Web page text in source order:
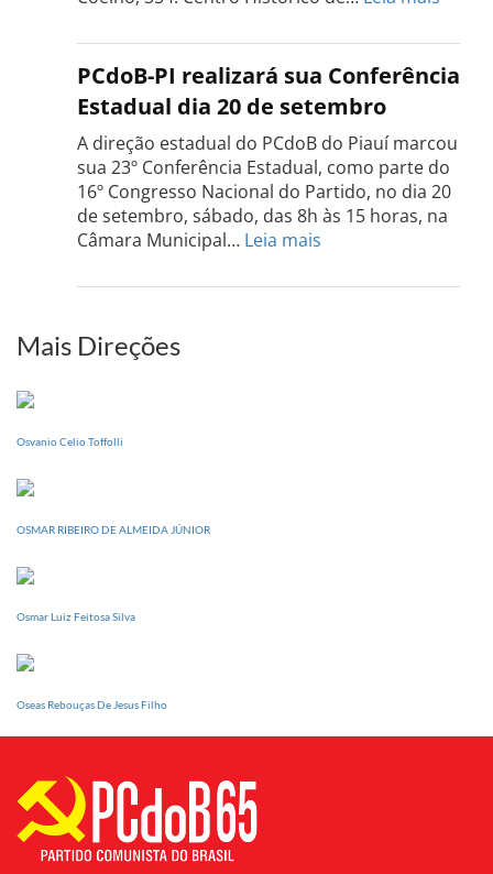
do
PCdoB
do
Sul
dia
PCdoB-PI realizará sua Conferência
Estadual dia 20 de setembro
A direção estadual do PCdoB do Piauí marcou
sua 23º Conferência Estadual, como parte do
16º Congresso Nacional do Partido, no dia 20
de setembro, sábado, das 8h às 15 horas, na
Câmara Municipal… Leia mais
PI
Mais Direções
Osvanio Celio Toffolli
OSMAR RIBEIRO DE ALMEIDA JÚNIOR
Osmar Luiz Feitosa Silva
Oseas Rebouças De Jesus Filho